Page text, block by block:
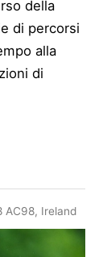
della
di percorsi
alla
di
AC98, Ireland